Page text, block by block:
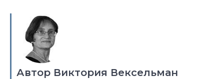
Автор Виктория Вексельман